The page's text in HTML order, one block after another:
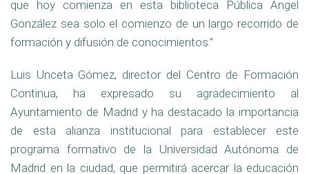
que hoy comienza en esta biblioteca Pública Ángel
González sea solo el comienzo de un largo recorrido de
formación y difusión de conocimientos.”
Luis Unceta Gómez, director del Centro de Formación
Continua, ha expresado su agradecimiento al
Ayuntamiento de Madrid y ha destacado la importancia
de esta alianza institucional para establecer este
programa formativo de la Universidad Autónoma de
Madrid en la ciudad, que permitirá acercar la educación